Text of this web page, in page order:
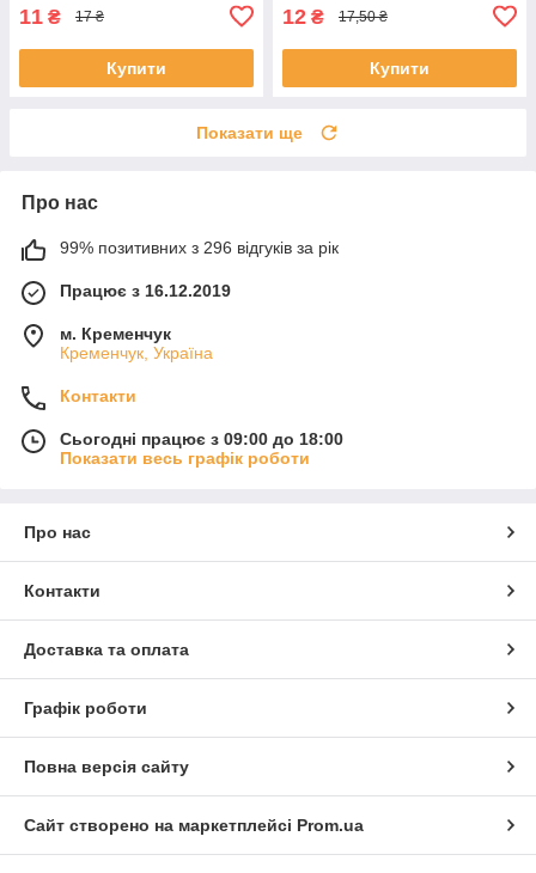
11 ₴ 17 ₴
Купити
12 ₴ 17,50 ₴
Купити
Показати ще
Про нас
99% позитивних з 296 відгуків за рік
Працює з 16.12.2019
м. Кременчук
Кременчук, Україна
Контакти
Сьогодні працює з 09:00 до 18:00
Показати весь графік роботи
Про нас
Контакти
Доставка та оплата
Графік роботи
Повна версія сайту
Сайт створено на маркетплейсі Prom.ua